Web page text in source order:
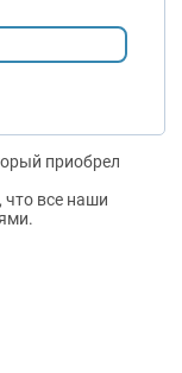
приобрел
все наши